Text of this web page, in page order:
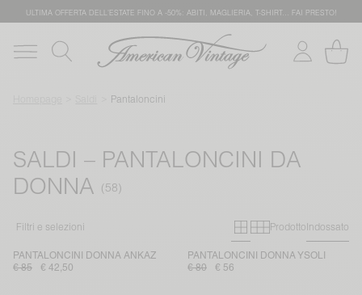
ULTIMA OFFERTA DELL'ESTATE FINO A -50%: ABITI, MAGLIERIA, T-SHIRT… FAI PRESTO!
Pantaloncini
SALDI – PANTALONCINI DA
DONNA
Filtri e selezioni Primary grid
Secondary
ProdottoIndossato
PANTALONCINI DONNA ANKAZ
€ 85
€ 42,50
PANTALONCINI DONNA YSOLI
€ 80
€ 56